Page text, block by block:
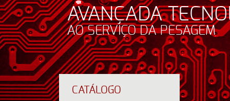
AVANÇADA
AO SERVIÇO DA PESAGEM
CATÁLOGO